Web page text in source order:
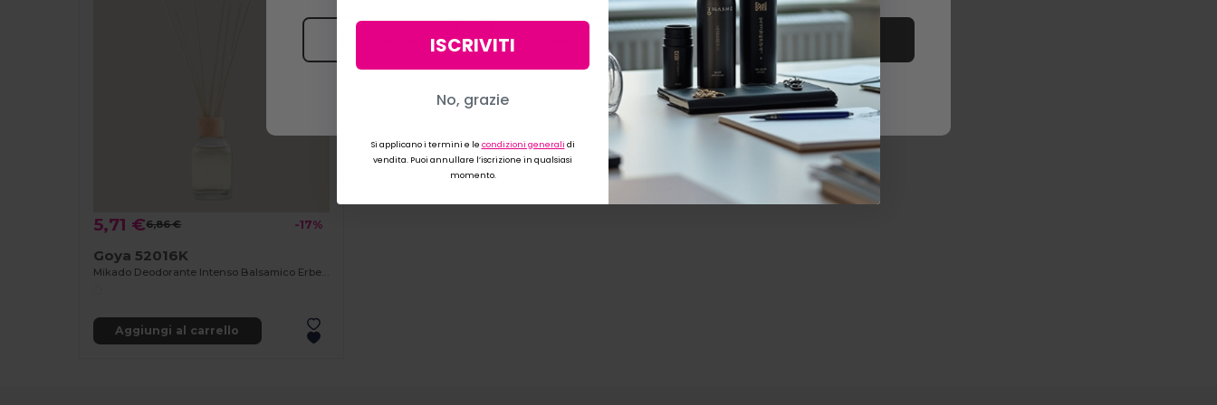
5,71 €6,86 € -17%
Goya 52016K
Aggiungi al carrello
Accettare tutto
ISCRIVITI
No, grazie
Si applicano i termini e le condizioni generali di
vendita. Puoi annullare l’iscrizione in qualsiasi
momento.